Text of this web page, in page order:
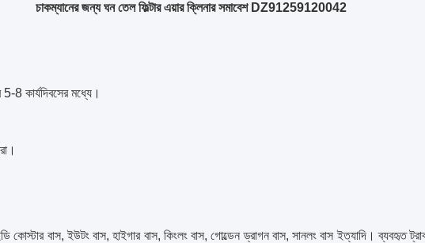
চাকম্যানের জন্য ঘন তেল ফিল্টার এয়ার ক্লিনার সমাবেশ DZ91259120042
5-8 কার্যদিবসের মধ্যে।
কোস্টার বাস, ইউটং বাস, হাইগার বাস, কিংলং বাস, গোল্ডেন ড্রাগন বাস, সানলং বাস ইত্যাদি।ব্যবহৃত